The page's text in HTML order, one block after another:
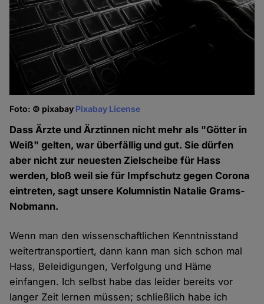
Foto: © pixabay Pixabay License
Dass Ärzte und Ärztinnen nicht mehr als "Götter in
Weiß" gelten, war überfällig und gut. Sie dürfen
aber nicht zur neuesten Zielscheibe für Hass
werden, bloß weil sie für Impfschutz gegen Corona
eintreten, sagt unsere Kolumnistin Natalie Grams-
Nobmann.
Wenn man den wissenschaftlichen Kenntnisstand
weitertransportiert, dann kann man sich schon mal
Hass, Beleidigungen, Verfolgung und Häme
einfangen. Ich selbst habe das leider bereits vor
langer Zeit lernen müssen; schließlich habe ich